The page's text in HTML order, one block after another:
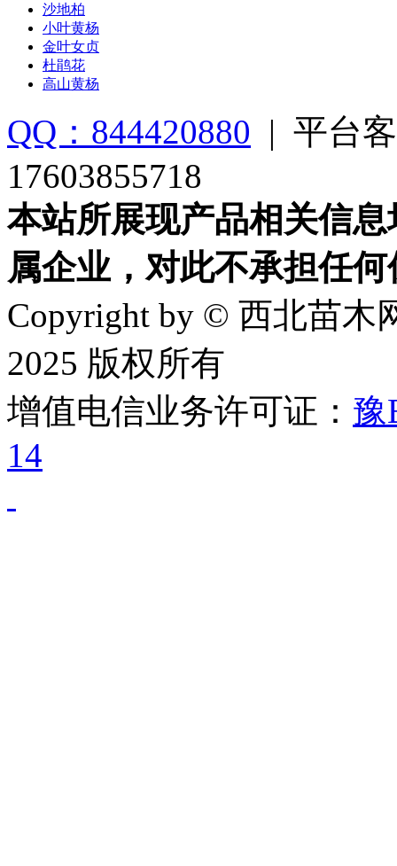
沙地柏
小叶黄杨
金叶女贞
杜鹃花
高山黄杨
QQ：844420880 | 平台
17603855718
本站所展现产品相关信
属企业，对此不承担任
Copyright by © 西北苗木
2025 版权所有
增值电信业务许可证： 豫
14